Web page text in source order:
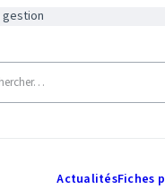
gestion
ActualitésFiches